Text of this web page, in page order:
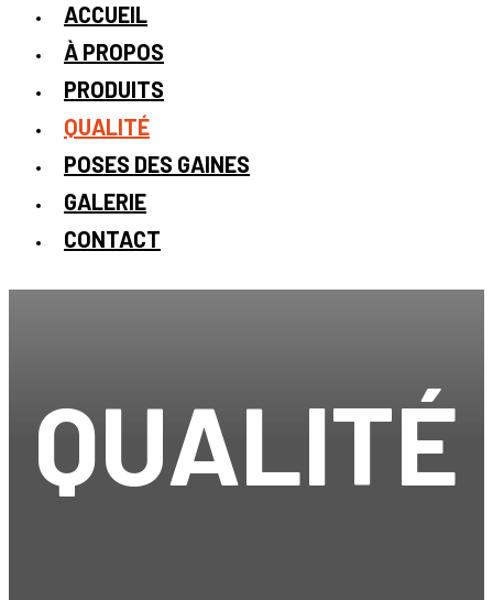
ACCUEIL
À PROPOS
PRODUITS
QUALITÉ
POSES DES GAINES
GALERIE
CONTACT
QUALITÉ